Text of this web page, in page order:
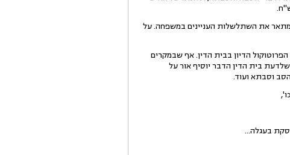
דין, הדו"ח מתאר את השתלשלות העניינים במשפחה. על
נביא את הפרוטוקול הדיון בבית הדין. אף שבמקרים
בית הדין הדבר יוסיף אור על
וסבתא ועוד.
בעגלה...